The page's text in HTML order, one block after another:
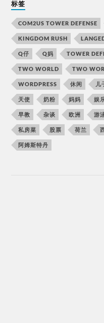
标签
COM2US TOWER DEFENSE
KINGDOM RUSH
Q仔 Q妈 TOWER
TWO WORLD TWO
WORDPRESS 休闲 儿
天使 奶粉 妈妈 娱
早教 杂谈 欧洲 游
私房菜 股票 荷兰
阿姆斯特丹